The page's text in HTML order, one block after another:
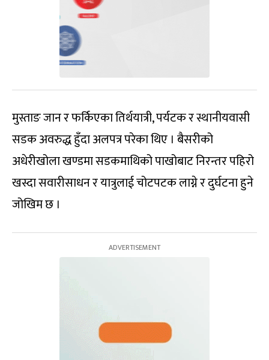
मुस्ताङ जान र फर्किएका तिर्थयात्री, पर्यटक र स्थानीयवासी
सडक अवरुद्ध हुँदा अलपत्र परेका थिए । बैसरीको
अधेरीखोला खण्डमा सडकमाथिको पाखोबाट निरन्तर पहिरो
खस्दा सवारीसाधन र यात्रुलाई चोटपटक लाग्ने र दुर्घटना हुने
जोखिम छ ।